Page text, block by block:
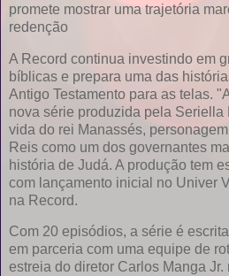
promete mostrar uma trajetória
redenção
A Record continua investindo em
bíblicas e prepara uma das
Antigo Testamento para as telas.
nova série produzida pela
vida do rei Manassés, personagem
Reis como um dos governantes
história de Judá. A produção tem
com lançamento inicial no Univer
na Record.
Com 20 episódios, a série é
em parceria com uma equipe de
estreia do diretor Carlos Manga Jr.